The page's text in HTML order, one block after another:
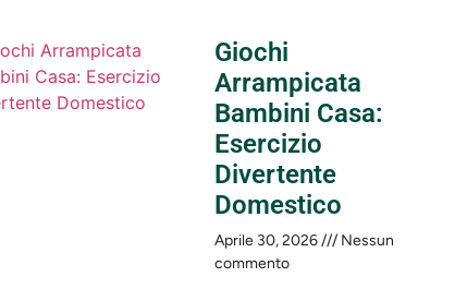
Giochi
Arrampicata
Bambini Casa:
Esercizio
Divertente
Domestico
Aprile 30, 2026
Nessun
commento